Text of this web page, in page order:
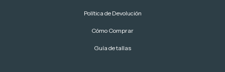
Política de Devolución
Cómo Comprar
Guía de tallas